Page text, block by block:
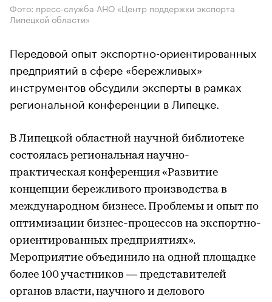
Фото: пресс-служба АНО «Центр поддержки экспорта
Липецкой области»
Передовой опыт экспортно-ориентированных
предприятий в сфере «бережливых»
инструментов обсудили эксперты в рамках
региональной конференции в Липецке.
В Липецкой областной научной библиотеке
состоялась региональная научно-
практическая конференция «Развитие
концепции бережливого производства в
международном бизнесе. Проблемы и опыт по
оптимизации бизнес-процессов на экспортно-
ориентированных предприятиях».
Мероприятие объединило на одной площадке
более 100 участников — представителей
органов власти, научного и делового